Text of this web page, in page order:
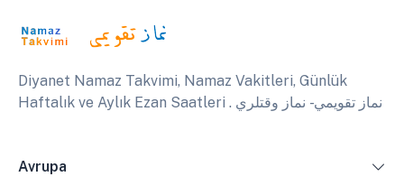
Diyanet Namaz Takvimi, Namaz Vakitleri, Günlük
Haftalık ve Aylık Ezan Saatleri . نماز تقويمي - نماز وقتلري
Avrupa